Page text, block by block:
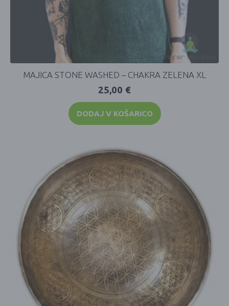
MAJICA STONE WASHED – CHAKRA ZELENA XL
25,00 €
DODAJ V KOŠARICO